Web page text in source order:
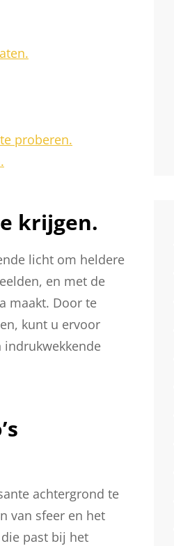
proberen.
krijgen.
licht om heldere
en met de
maakt. Door te
kunt u ervoor
indrukwekkende
achtergrond te
van sfeer en het
past bij het